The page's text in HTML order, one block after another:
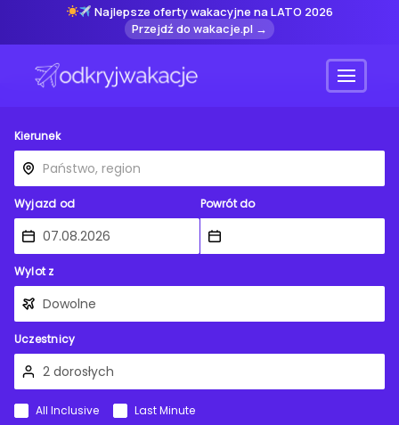
Najlepsze oferty wakacyjne na LATO 2026
Przejdź do wakacje.pl →
Menu
Kierunek
Wyjazd od Powrót do
Wylot z
Uczestnicy
All Inclusive Last Minute